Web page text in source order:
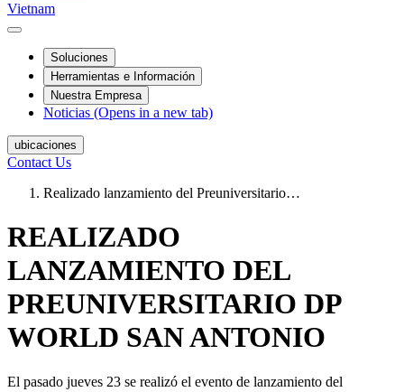
Vietnam
Soluciones
Herramientas e Información
Nuestra Empresa
Noticias (Opens in a new tab)
ubicaciones
Contact Us
Realizado lanzamiento del Preuniversitario…
REALIZADO
LANZAMIENTO DEL
PREUNIVERSITARIO DP
WORLD SAN ANTONIO
El pasado jueves 23 se realizó el evento de lanzamiento del